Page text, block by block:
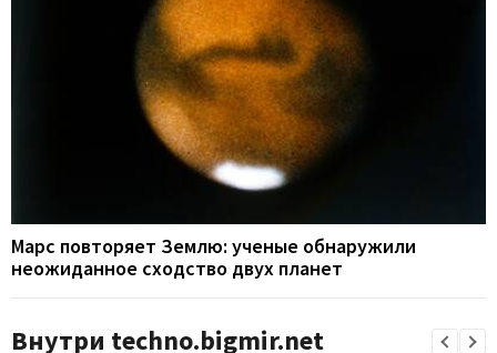
Марс повторяет Землю: ученые обнаружили
неожиданное сходство двух планет
Внутри techno.bigmir.net